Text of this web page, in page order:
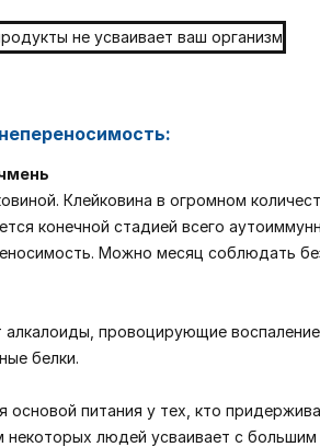
Клейковина в огромном
конечной стадией всего
Можно месяц соблюдать
провоцирующие
белки.
питания у тех, кто
некоторых людей усваивает с